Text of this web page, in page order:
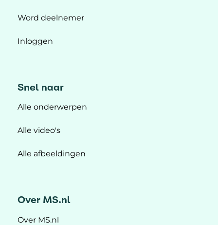
Word deelnemer
Inloggen
Snel naar
Alle onderwerpen
Alle video's
Alle afbeeldingen
Over MS.nl
Over MS.nl